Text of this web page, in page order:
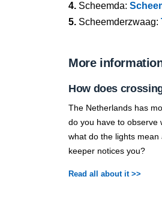
4. Scheemda:
5. Scheemderzwaag:
More
How does
The Netherlands has
do you have to observe
what do the lights
keeper notices you?
Read all about it >>